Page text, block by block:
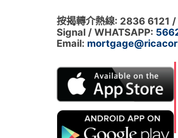
按揭轉介熱線: 2836 6121
Signal / WHATSAPP:
Email: